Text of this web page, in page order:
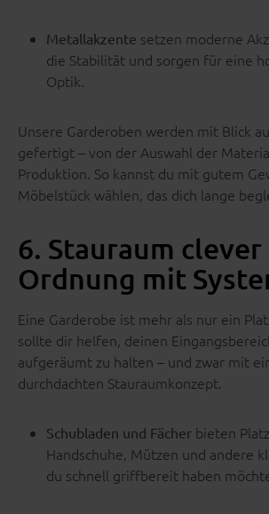
Metallakzente setzen moderne
die Stabilität und sorgen für eine
Optik.
Unsere Garderoben werden mit Blick
gefertigt – von der Auswahl der
Produktion. So kannst du mit gutem
Möbelstück wählen, das dich lange
6. Stauraum
Ordnung mit
Eine Garderobe ist mehr als nur ein
sollte dir helfen, deinen
aufgeräumt zu halten – und zwar mit
durchdachten Stauraumkonzept.
Schubladen und Fächer bieten
Handschuhe, Mützen und andere
du schnell griffbereit haben